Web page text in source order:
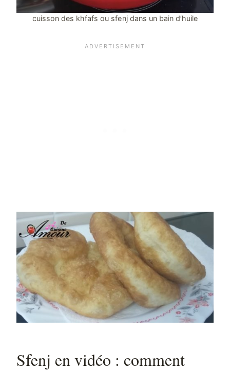
cuisson des khfafs ou sfenj dans un bain d’huile
Sfenj en vidéo : comment